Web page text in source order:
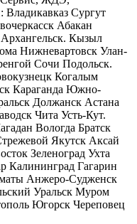
Владикавказ Сургут
Абакан
Кызыл
Нижневартовск Улан-
Сочи Подольск.
Когалым
Караганда Южно-
Должанск Астана
Чита Усть-Кут.
Вологда Братск
Якутск Аксай
Зеленоград Ухта
Калининград Гагарин
Анжеро-Судженск
Уральск Муром
Югорск Череповец